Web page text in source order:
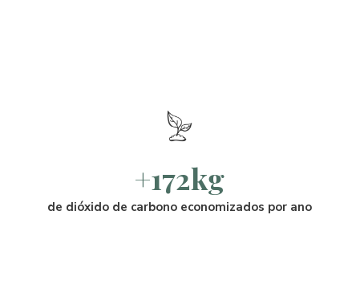
+172kg
de dióxido de carbono economizados por ano